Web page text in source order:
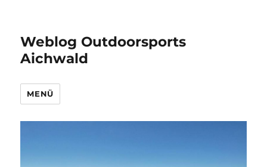
Weblog Outdoorsports
Aichwald
MENÜ